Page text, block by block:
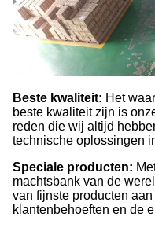
Beste kwaliteit: Het
beste kwaliteit zijn is
reden die wij altijd
technische oplossingen
Speciale producten:
machtsbank van de
van fijnste producten
klantenbehoeften en de